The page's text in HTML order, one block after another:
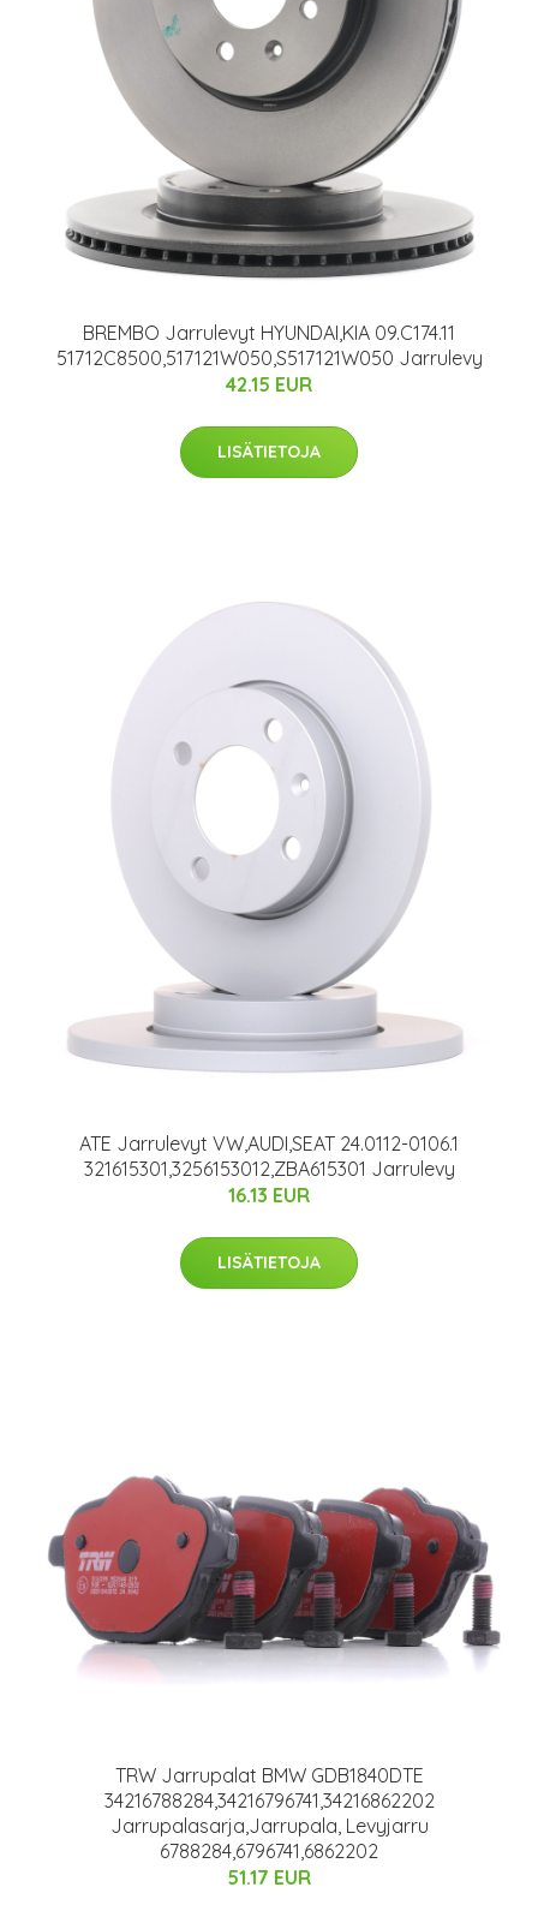
BREMBO Jarrulevyt HYUNDAI,KIA 09.C174.11
51712C8500,517121W050,S517121W050 Jarrulevy
42.15 EUR
LISÄTIETOJA
ATE Jarrulevyt VW,AUDI,SEAT 24.0112-0106.1
321615301,3256153012,ZBA615301 Jarrulevy
16.13 EUR
LISÄTIETOJA
TRW Jarrupalat BMW GDB1840DTE
34216788284,34216796741,34216862202
Jarrupalasarja,Jarrupala, Levyjarru
6788284,6796741,6862202
51.17 EUR